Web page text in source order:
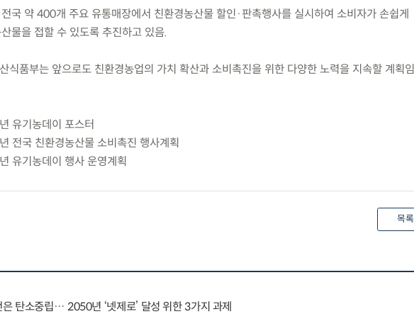
국 약 400개 주요 유통매장에서 친환경농산물 할인·판촉행사를 실시하여 소비자가 손쉽게
물을 접할 수 있도록 추진하고 있음.
식품부는 앞으로도 친환경농업의 가치 확산과 소비촉진을 위한 다양한 노력을 지속할 계획
유기농데이 포스터
전국 친환경농산물 소비촉진 행사계획
유기농데이 행사 운영계획
목
은 탄소중립… 2050년 ‘넷제로’ 달성 위한 3가지 과제